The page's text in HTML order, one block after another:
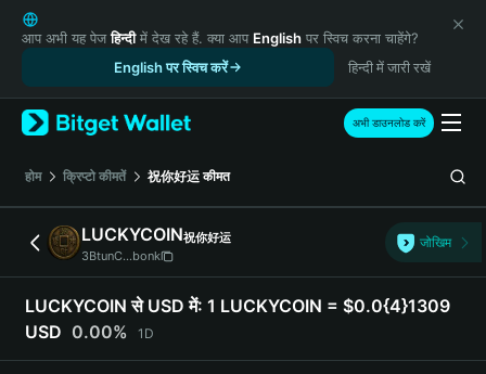
English
日本語
Русский
Español (Latinoamérica)
Türkçe
Italiano
Deutsch
简体中文
繁體中文
Português (Portugal)
Bahasa Indonesia
आप अभी यह पेजहिन्दीमें देख रहे हैं. क्या आप English पर स्विच करना चाहेंगे?
English पर स्विच करें
हिन्दी में जारी रखें
अभी डाउनलोड करें
होम क्रिप्टो कीमतें 祝你好运 कीमत
LUCKYCOIN祝你好运
3BtunC...bonk
जोखिम
LUCKYCOIN से USD में: 1 LUCKYCOIN = $0.0{4}1309
USD 0.00% 1D